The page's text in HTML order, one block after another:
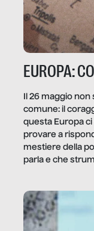
EUROPA:
Il 26 maggio
comune: il
questa Europa ci
provare a
mestiere della
parla e che